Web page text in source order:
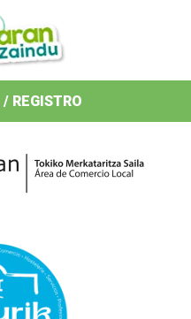
/ Organizan
REGISTRO